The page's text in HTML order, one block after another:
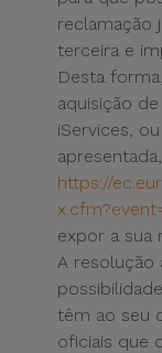
reclamação
terceira e
Desta
aquisição
iServices,
https://
expor a sua
A resolução
têm ao seu
oficiais que